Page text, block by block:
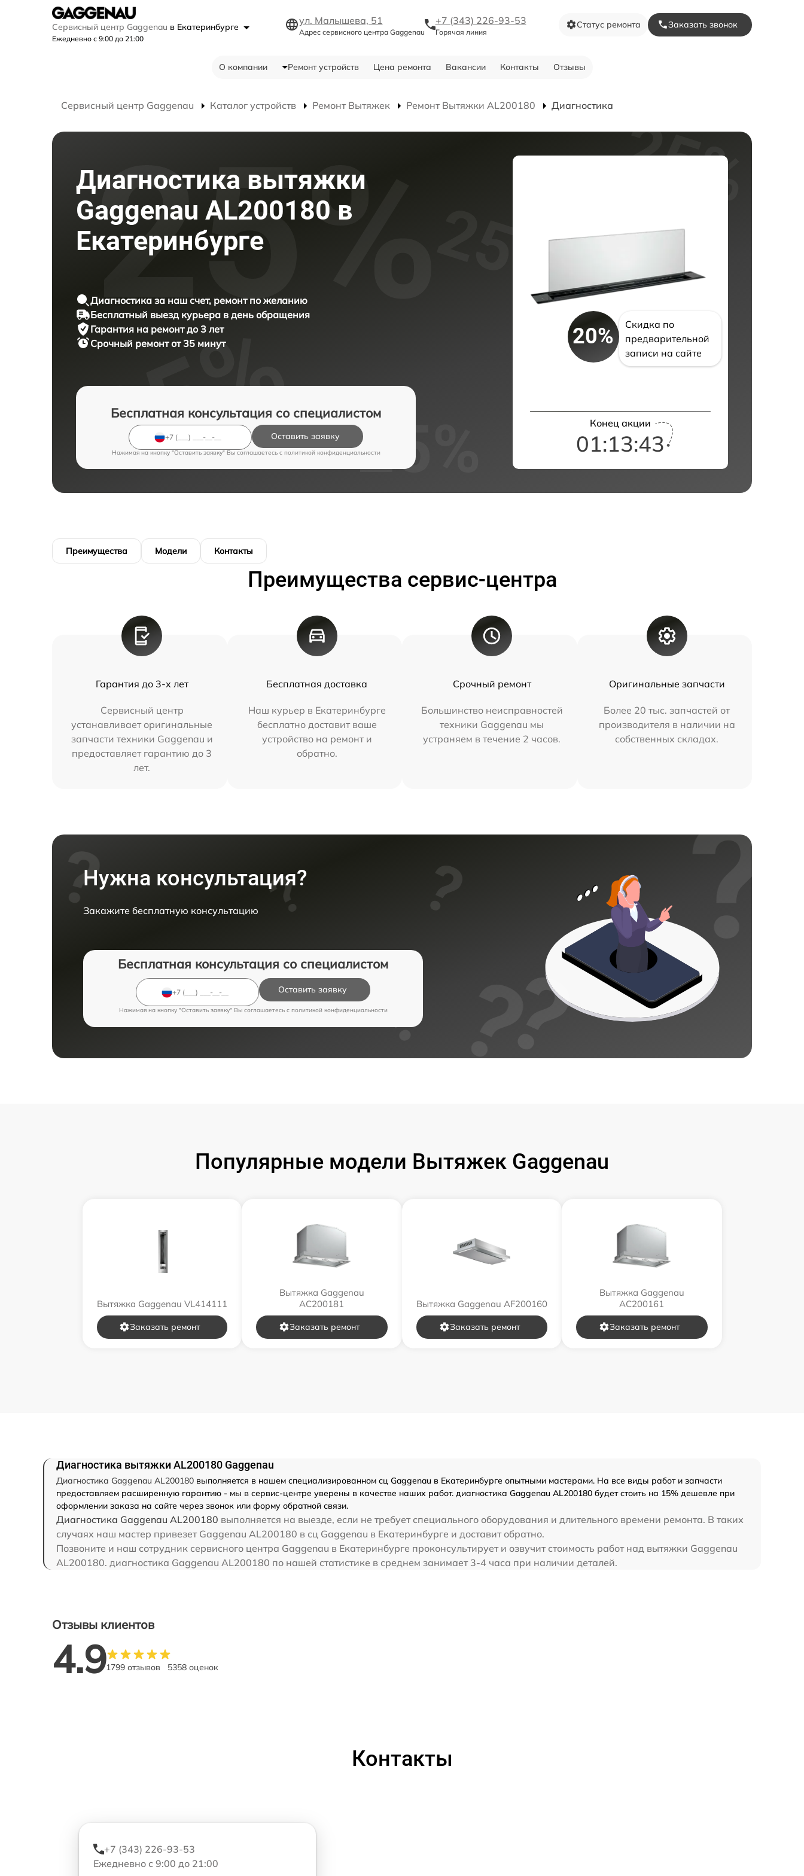
Сервисный центр Gaggenau в Екатеринбурге
Ежедневно с 9:00 до 21:00
ул. Малышева, 51
Адрес сервисного центра Gaggenau
+7 (343) 226-93-53
Горячая линия
Статус ремонта Заказать звонок
О компании Ремонт устройств Цена ремонта Вакансии Контакты Отзывы
Сервисный центр Gaggenau Каталог устройств Ремонт Вытяжек Ремонт Вытяжки AL200180 Диагностика
Диагностика вытяжки
Gaggenau AL200180 в
Екатеринбурге
Диагностика за наш счет, ремонт по желанию
Бесплатный выезд курьера в день обращения
Гарантия на ремонт до 3 лет
Срочный ремонт от 35 минут
Бесплатная консультация со специалистом
Оставить заявку
Нажимая на кнопку "Оставить заявку" Вы соглашаетесь c политикой конфиденциальности
20%
Скидка по
предварительной
записи на сайте
Конец акции
01:13:42
Преимущества Модели Контакты
Преимущества сервис-центра
Гарантия до 3-х лет
Сервисный центр
устанавливает оригинальные
запчасти техники Gaggenau и
предоставляет гарантию до 3
лет.
Бесплатная доставка
Наш курьер в Екатеринбурге
бесплатно доставит ваше
устройство на ремонт и
обратно.
Срочный ремонт
Большинство неисправностей
техники Gaggenau мы
устраняем в течение 2 часов.
Оригинальные запчасти
Более 20 тыс. запчастей от
производителя в наличии на
собственных складах.
Нужна консультация?
Закажите бесплатную консультацию
Бесплатная консультация со специалистом
Оставить заявку
Нажимая на кнопку "Оставить заявку" Вы соглашаетесь c политикой конфиденциальности
Популярные модели Вытяжек Gaggenau
Вытяжка Gaggenau VL414111
Заказать ремонт
Вытяжка Gaggenau
AC200181
Заказать ремонт
Вытяжка Gaggenau AF200160
Заказать ремонт
Вытяжка Gaggenau
AC200161
Заказать ремонт
Диагностика вытяжки AL200180 Gaggenau
Диагностика Gaggenau AL200180 выполняется в нашем специализированном сц Gaggenau в Екатеринбурге опытными мастерами. На все виды работ и запчасти
предоставляем расширенную гарантию - мы в сервис-центре уверены в качестве наших работ. диагностика Gaggenau AL200180 будет стоить на 15% дешевле при
оформлении заказа на сайте через звонок или форму обратной связи.
Диагностика Gaggenau AL200180 выполняется на выезде, если не требует специального оборудования и длительного времени ремонта. В таких
случаях наш мастер привезет Gaggenau AL200180 в сц Gaggenau в Екатеринбурге и доставит обратно.
Позвоните и наш сотрудник сервисного центра Gaggenau в Екатеринбурге проконсультирует и озвучит стоимость работ над вытяжки Gaggenau
AL200180. диагностика Gaggenau AL200180 по нашей статистике в среднем занимает 3-4 часа при наличии деталей.
Отзывы клиентов
4.91799 отзывов 5358 оценок
Контакты
+7 (343) 226-93-53
Ежедневно с 9:00 до 21:00